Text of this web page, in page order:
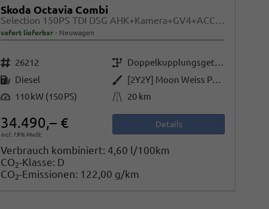
Skoda Octavia Combi
Selection 150PS TDI DSG AHK+Kamera+GV4+ACC+TravelAssist+Sunset+Alu+LightAssist
sofort lieferbar Neuwagen
Fahrzeugnr. 26212 Getriebe
Doppelkupplungsgetriebe (DSG)
Kraftstoff Diesel Außenfarbe
[2Y2Y] Moon Weiss Perleffekt
Leistung 110 kW (150 PS) Kilometerstand 20 km
34.490,– €
incl. 19% MwSt.
Details
Verbrauch kombiniert: 4,60 l/100km
CO2-Klasse: D
CO2-Emissionen: 122,00 g/km